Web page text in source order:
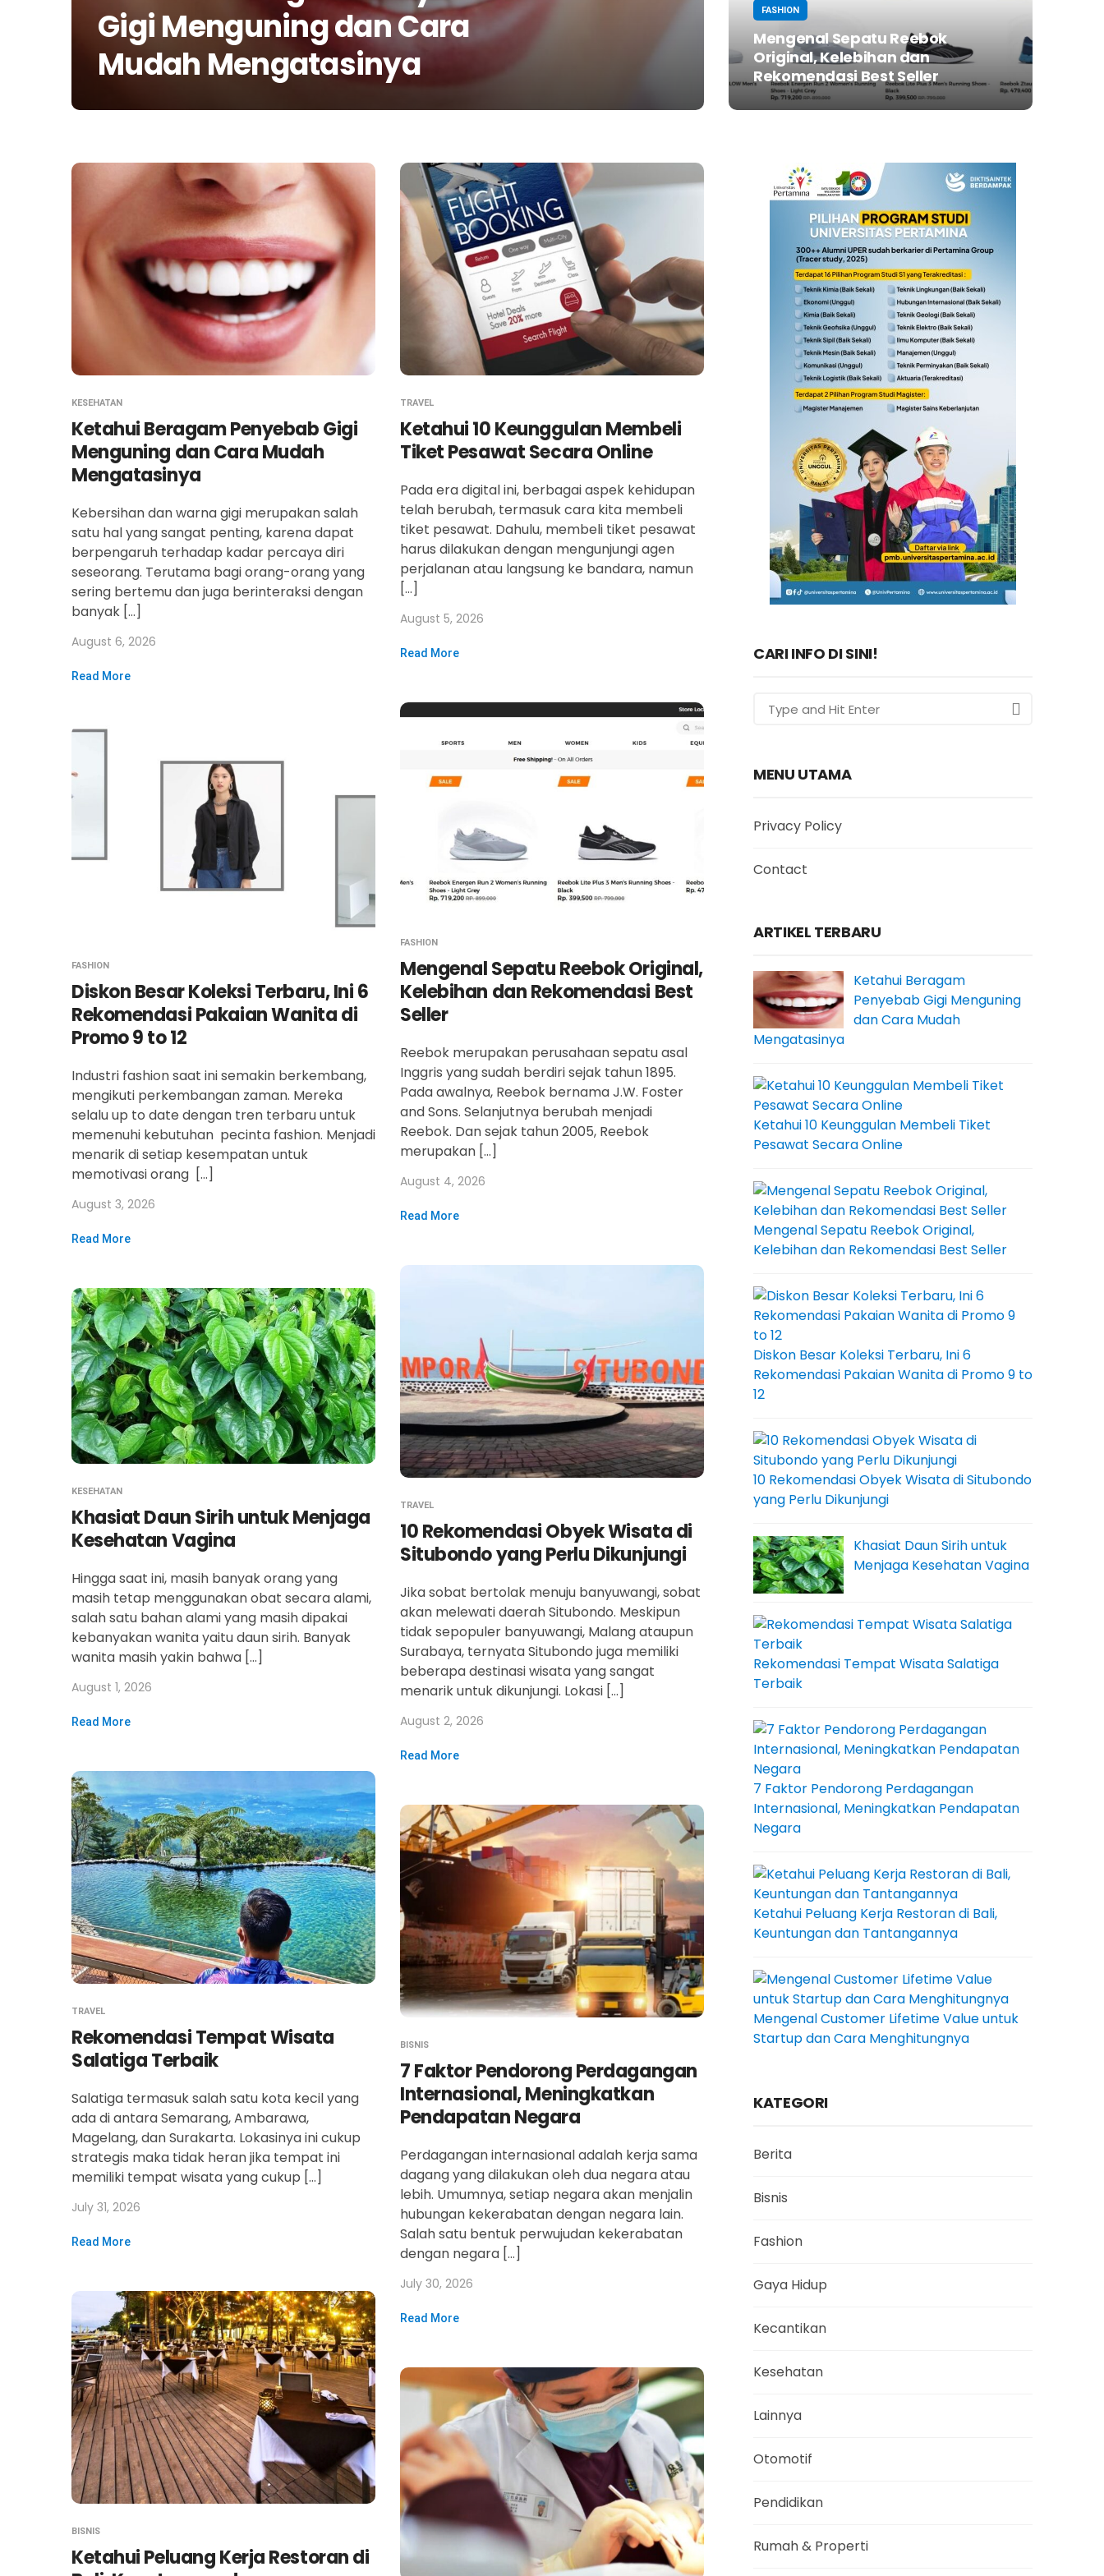
Gigi Menguning dan Cara
Mudah Mengatasinya
FASHION
Mengenal Sepatu Reebok
Original, Kelebihan dan
Rekomendasi Best Seller
KESEHATAN
Ketahui Beragam Penyebab Gigi
Menguning dan Cara Mudah
Mengatasinya
Kebersihan dan warna gigi merupakan salah
satu hal yang sangat penting, karena dapat
berpengaruh terhadap kadar percaya diri
seseorang. Terutama bagi orang-orang yang
sering bertemu dan juga berinteraksi dengan
banyak […]
August 6, 2026
Read More
TRAVEL
Ketahui 10 Keunggulan Membeli
Tiket Pesawat Secara Online
Pada era digital ini, berbagai aspek kehidupan
telah berubah, termasuk cara kita membeli
tiket pesawat. Dahulu, membeli tiket pesawat
harus dilakukan dengan mengunjungi agen
perjalanan atau langsung ke bandara, namun
[…]
August 5, 2026
Read More
FASHION
Mengenal Sepatu Reebok Original,
Kelebihan dan Rekomendasi Best
Seller
Reebok merupakan perusahaan sepatu asal
Inggris yang sudah berdiri sejak tahun 1895.
Pada awalnya, Reebok bernama J.W. Foster
and Sons. Selanjutnya berubah menjadi
Reebok. Dan sejak tahun 2005, Reebok
merupakan […]
August 4, 2026
Read More
FASHION
Diskon Besar Koleksi Terbaru, Ini 6
Rekomendasi Pakaian Wanita di
Promo 9 to 12
Industri fashion saat ini semakin berkembang,
mengikuti perkembangan zaman. Mereka
selalu up to date dengan tren terbaru untuk
memenuhi kebutuhan pecinta fashion. Menjadi
menarik di setiap kesempatan untuk
memotivasi orang […]
August 3, 2026
Read More
TRAVEL
10 Rekomendasi Obyek Wisata di
Situbondo yang Perlu Dikunjungi
Jika sobat bertolak menuju banyuwangi, sobat
akan melewati daerah Situbondo. Meskipun
tidak sepopuler banyuwangi, Malang ataupun
Surabaya, ternyata Situbondo juga memiliki
beberapa destinasi wisata yang sangat
menarik untuk dikunjungi. Lokasi […]
August 2, 2026
Read More
KESEHATAN
Khasiat Daun Sirih untuk Menjaga
Kesehatan Vagina
Hingga saat ini, masih banyak orang yang
masih tetap menggunakan obat secara alami,
salah satu bahan alami yang masih dipakai
kebanyakan wanita yaitu daun sirih. Banyak
wanita masih yakin bahwa […]
August 1, 2026
Read More
TRAVEL
Rekomendasi Tempat Wisata
Salatiga Terbaik
Salatiga termasuk salah satu kota kecil yang
ada di antara Semarang, Ambarawa,
Magelang, dan Surakarta. Lokasinya ini cukup
strategis maka tidak heran jika tempat ini
memiliki tempat wisata yang cukup […]
July 31, 2026
Read More
BISNIS
7 Faktor Pendorong Perdagangan
Internasional, Meningkatkan
Pendapatan Negara
Perdagangan internasional adalah kerja sama
dagang yang dilakukan oleh dua negara atau
lebih. Umumnya, setiap negara akan menjalin
hubungan kekerabatan dengan negara lain.
Salah satu bentuk perwujudan kekerabatan
dengan negara […]
July 30, 2026
Read More
BISNIS
Ketahui Peluang Kerja Restoran di
CARI INFO DI SINI!
MENU UTAMA
Privacy Policy
Contact
ARTIKEL TERBARU
Ketahui Beragam
Penyebab Gigi Menguning
dan Cara Mudah
Mengatasinya
Ketahui 10 Keunggulan Membeli Tiket
Pesawat Secara Online
Mengenal Sepatu Reebok Original,
Kelebihan dan Rekomendasi Best Seller
Diskon Besar Koleksi Terbaru, Ini 6
Rekomendasi Pakaian Wanita di Promo 9 to
12
10 Rekomendasi Obyek Wisata di Situbondo
yang Perlu Dikunjungi
Khasiat Daun Sirih untuk
Menjaga Kesehatan Vagina
Rekomendasi Tempat Wisata Salatiga
Terbaik
7 Faktor Pendorong Perdagangan
Internasional, Meningkatkan Pendapatan
Negara
Ketahui Peluang Kerja Restoran di Bali,
Keuntungan dan Tantangannya
Mengenal Customer Lifetime Value untuk
Startup dan Cara Menghitungnya
KATEGORI
Berita
Bisnis
Fashion
Gaya Hidup
Kecantikan
Kesehatan
Lainnya
Otomotif
Pendidikan
Rumah & Properti